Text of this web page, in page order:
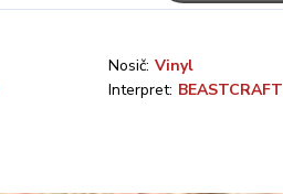
Nosič: Vinyl
Interpret: BEASTCRAFT